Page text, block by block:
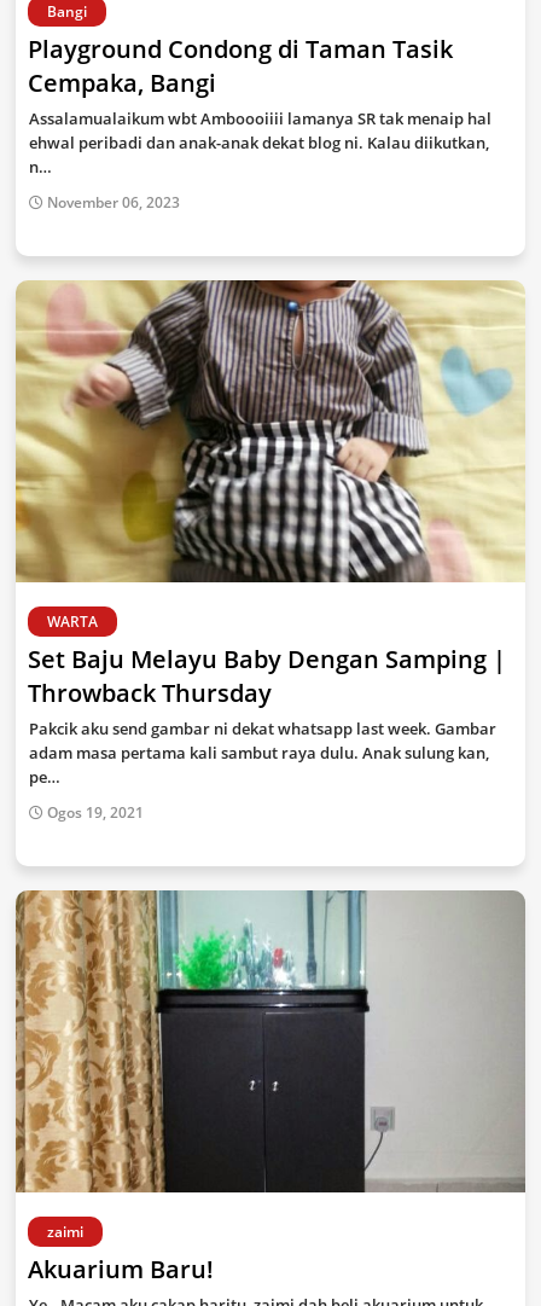
Bangi
Playground Condong di Taman Tasik
Cempaka, Bangi
Assalamualaikum wbt Amboooiiii lamanya SR tak menaip hal
ehwal peribadi dan anak-anak dekat blog ni. Kalau diikutkan,
n…
November 06, 2023
WARTA
Set Baju Melayu Baby Dengan Samping |
Throwback Thursday
Pakcik aku send gambar ni dekat whatsapp last week. Gambar
adam masa pertama kali sambut raya dulu. Anak sulung kan,
pe…
Ogos 19, 2021
zaimi
Akuarium Baru!